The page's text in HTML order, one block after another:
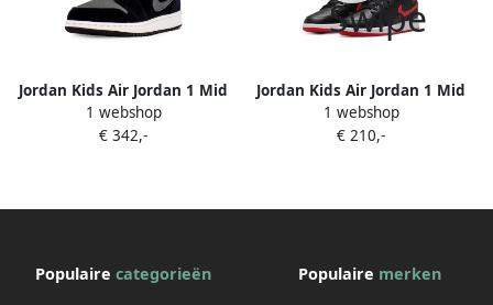
Jordan Kids Air Jordan 1 Mid
sneakers Zwart
1 webshop
€ 342,-
Jordan Kids Air Jordan 1 Mid
sneakers Zwart
1 webshop
€ 210,-
Populaire categorieën Populaire merken